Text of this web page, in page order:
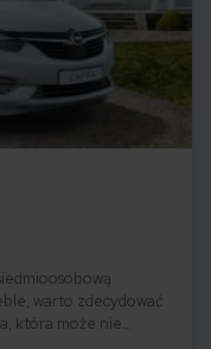
warto zdecydować
która może nie